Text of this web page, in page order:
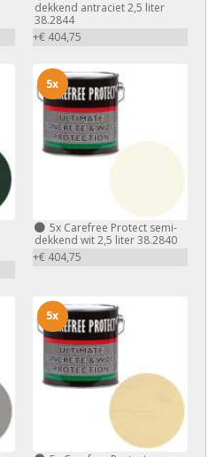
dekkend antraciet 2,5 liter
38.2844
+€ 404,75
5xCarefree Protect semi-
dekkend wit 2,5 liter 38.2840
+€ 404,75
5x
5x